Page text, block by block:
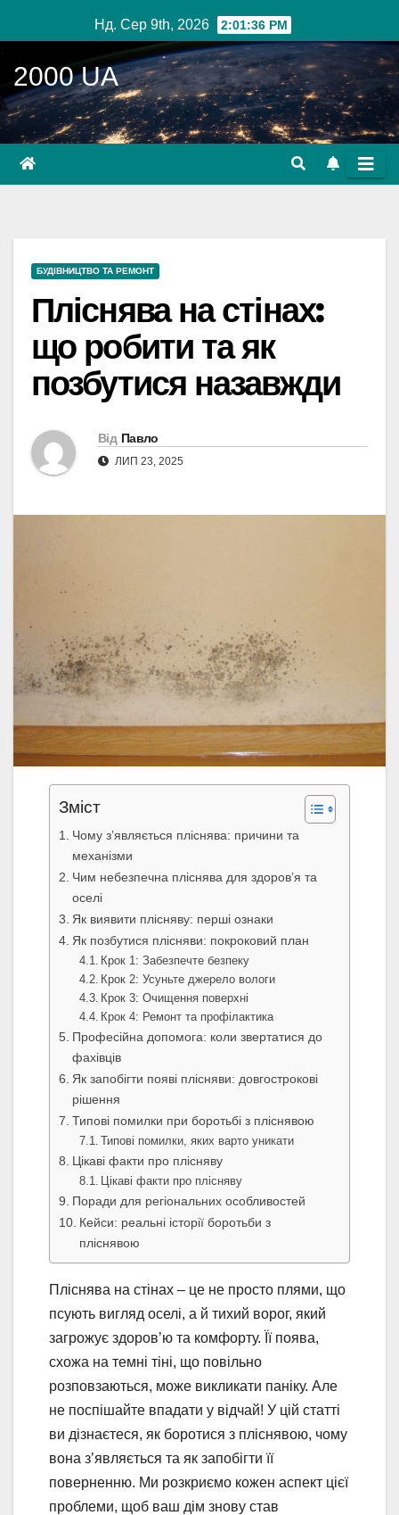
до
вмісту
Нд. Сер 9th, 2026 2:01:37 PM
2000 UA
БУДІВНИЦТВО ТА РЕМОНТ
Пліснява на стінах:
що робити та як
позбутися назавжди
Від Павло
ЛИП 23, 2025
Зміст
Чому з’являється пліснява: причини та
механізми
Чим небезпечна пліснява для здоров’я та
оселі
Як виявити плісняву: перші ознаки
Як позбутися плісняви: покроковий план
Крок 1: Забезпечте безпеку
Крок 2: Усуньте джерело вологи
Крок 3: Очищення поверхні
Крок 4: Ремонт та профілактика
Професійна допомога: коли звертатися до
фахівців
Як запобігти появі плісняви: довгострокові
рішення
Типові помилки при боротьбі з пліснявою
Типові помилки, яких варто уникати
Цікаві факти про плісняву
Цікаві факти про плісняву
Поради для регіональних особливостей
Кейси: реальні історії боротьби з
пліснявою
Пліснява на стінах – це не просто плями, що
псують вигляд оселі, а й тихий ворог, який
загрожує здоров’ю та комфорту. Її поява,
схожа на темні тіні, що повільно
розповзаються, може викликати паніку. Але
не поспішайте впадати у відчай! У цій статті
ви дізнаєтеся, як боротися з пліснявою, чому
вона з’являється та як запобігти її
поверненню. Ми розкриємо кожен аспект цієї
проблеми, щоб ваш дім знову став